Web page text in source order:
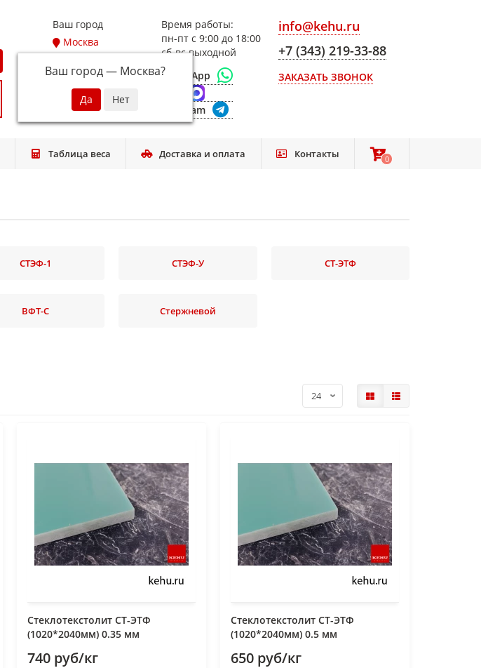
Ваш город
Москва
Ваш город — Москва?
Время работы:
пн-пт с 9:00 до 18:00
сб-вс выходной
WhatsApp
Telegram
info@kehu.ru
+7 (343) 219-33-88
ЗАКАЗАТЬ ЗВОНОК
Таблица веса Доставка и оплата Контакты 0
0
СТЭФ-1 СТЭФ-У СТ-ЭТФ
ВФТ-С Стержневой
Стеклотекстолит СТ-ЭТФ
(1020*2040мм) 0.35 мм
740 руб/кг
Стеклотекстолит СТ-ЭТФ
(1020*2040мм) 0.5 мм
650 руб/кг